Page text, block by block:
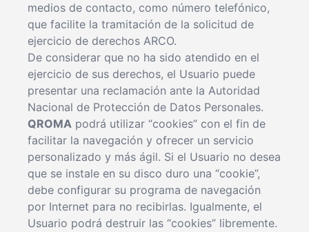
medios de contacto, como número telefónico,
que facilite la tramitación de la solicitud de
ejercicio de derechos ARCO.
De considerar que no ha sido atendido en el
ejercicio de sus derechos, el Usuario puede
presentar una reclamación ante la Autoridad
Nacional de Protección de Datos Personales.
QROMA podrá utilizar “cookies” con el fin de
facilitar la navegación y ofrecer un servicio
personalizado y más ágil. Si el Usuario no desea
que se instale en su disco duro una “cookie”,
debe configurar su programa de navegación
por Internet para no recibirlas. Igualmente, el
Usuario podrá destruir las “cookies” libremente.